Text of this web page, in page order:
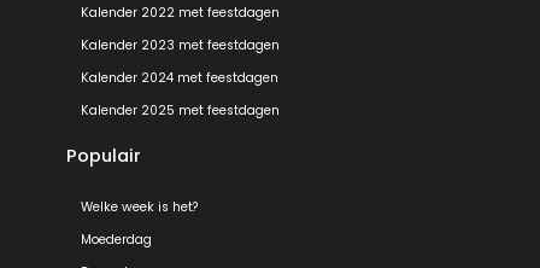
Kalender 2022 met feestdagen
Kalender 2023 met feestdagen
Kalender 2024 met feestdagen
Kalender 2025 met feestdagen
Populair
Welke week is het?
Moederdag